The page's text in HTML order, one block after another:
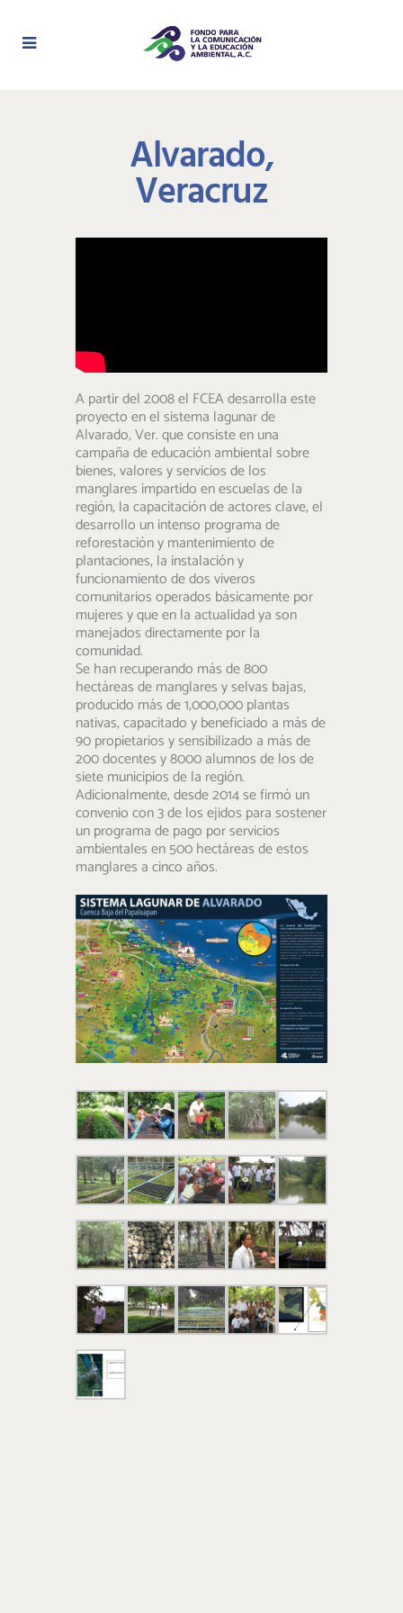
Alvarado,
Veracruz
A partir del 2008 el FCEA desarrolla este
proyecto en el sistema lagunar de
Alvarado, Ver. que consiste en una
campaña de educación ambiental sobre
bienes, valores y servicios de los
manglares impartido en escuelas de la
región, la capacitación de actores clave, el
desarrollo un intenso programa de
reforestación y mantenimiento de
plantaciones, la instalación y
funcionamiento de dos viveros
comunitarios operados básicamente por
mujeres y que en la actualidad ya son
manejados directamente por la
comunidad.
Se han recuperando más de 800
hectáreas de manglares y selvas bajas,
producido más de 1,000,000 plantas
nativas, capacitado y beneficiado a más de
90 propietarios y sensibilizado a más de
200 docentes y 8000 alumnos de los de
siete municipios de la región.
Adicionalmente, desde 2014 se firmó un
convenio con 3 de los ejidos para sostener
un programa de pago por servicios
ambientales en 500 hectáreas de estos
manglares a cinco años.